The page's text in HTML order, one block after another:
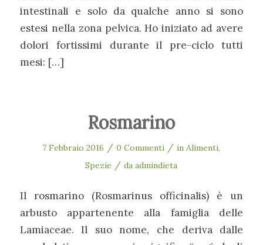
intestinali e solo da qualche anno si sono
estesi nella zona pelvica. Ho iniziato ad avere
dolori fortissimi durante il pre-ciclo tutti
mesi: […]
Rosmarino
7 Febbraio 2016 / 0 Commenti / inAlimenti,
Spezie / daadmindieta
Il rosmarino (Rosmarinus officinalis) è un
arbusto appartenente alla famiglia delle
Lamiaceae. Il suo nome, che deriva dalle